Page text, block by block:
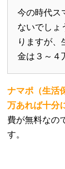
今の時代ス
ないでしょ
りますが
金は３～４
ナマポ（生活
万あれば十分
費が無料なの
す。